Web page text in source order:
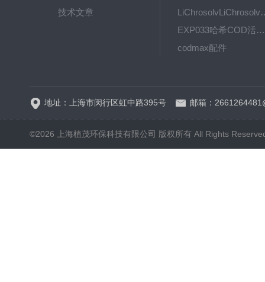
技术文章
EXP033哈希COD活塞泵价格 EXP033
codmax配件
地址：上海市闵行区虹中路395号 邮箱：
©2026 上海植茂环保科技有限公司 版权所有 All Rights